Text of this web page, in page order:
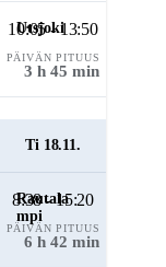
10:05 - 13:50
PÄIVÄN PITUUS
3 h 45 min
Ti 18.11.
8:38 - 15:20
PÄIVÄN PITUUS
6 h 42 min